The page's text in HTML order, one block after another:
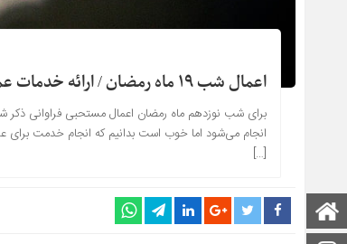
صفحه اصلی
اعمال شب ۱۹ ماه رمضان / ارائه خدمات عمومی و ندامت از آنچه گذشت
برای شب‌ نوزدهم ماه رمضان اعمال مستحبی فراوانی
انجام می‌شود اما خوب است بدانیم که انجام خدمت برای
[…]